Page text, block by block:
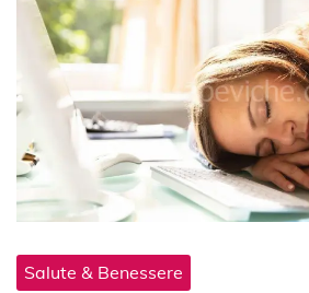
Salute & Benessere